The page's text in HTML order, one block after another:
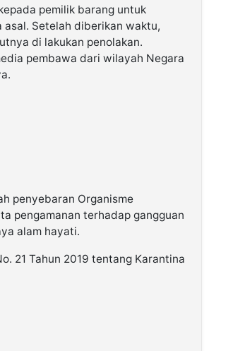
pemilik barang untuk
Setelah diberikan waktu,
di lakukan penolakan.
pembawa dari wilayah Negara
penyebaran Organisme
pengamanan terhadap gangguan
alam hayati.
21 Tahun 2019 tentang Karantina